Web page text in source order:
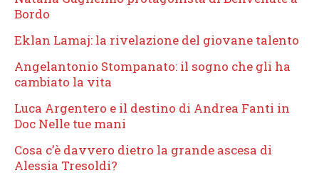
Bordo
Eklan Lamaj: la rivelazione del giovane talento
Angelantonio Stompanato: il sogno che gli ha
cambiato la vita
Luca Argentero e il destino di Andrea Fanti in
Doc Nelle tue mani
Cosa c’è davvero dietro la grande ascesa di
Alessia Tresoldi?